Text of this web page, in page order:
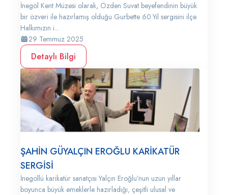
İnegöl Kent Müzesi olarak, Özden Suvat beyefendinin büyük
bir özveri ile hazırlamış olduğu Gurbette 60.Yıl sergisini ilçe
Halkımızın i...
29 Temmuz 2025
Detaylı Bilgi
ŞAHİN GÜYALÇIN EROĞLU KARİKATÜR
SERGİSİ
İnegöllü karikatür sanatçısı Yalçın Eroğlu’nun uzun yıllar
boyunca büyük emeklerle hazırladığı, çeşitli ulusal ve